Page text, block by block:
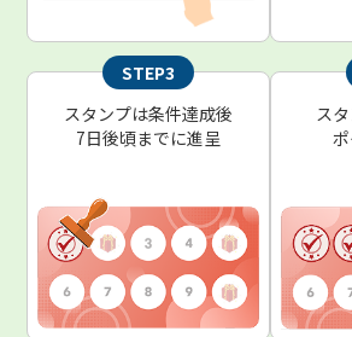
STEP3
スタンプは条件達成後
7日後頃までに進呈
ス